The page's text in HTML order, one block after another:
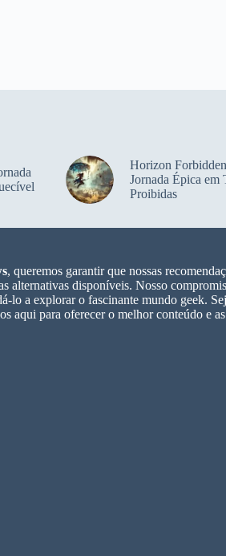
Horizon
Jornada Épica em
Proibidas
, queremos garantir que nossas
alternativas disponíveis. Nosso
lo a explorar o fascinante mundo geek.
aqui para oferecer o melhor conteúdo e